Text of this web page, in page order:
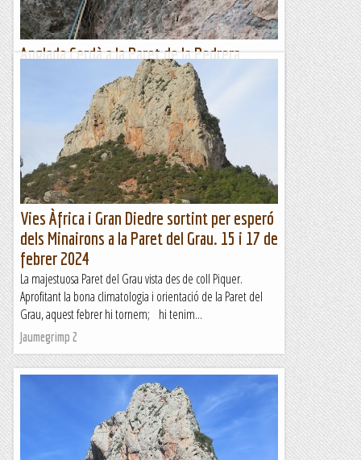
Anglada Cerdà a la Paret de la Pedrera
Com no podia ser d'una altre manera en Cerdà i l'Anglada
tenien tota la paret per desvirgar i gràcies al seu bon ull
varen triar la linea més lógica de la paret.Potser...
Bloc Empotrat
Vies Àfrica i Gran Diedre sortint per esperó
dels Minairons a la Paret del Grau. 15 i 17 de
febrer 2024
La majestuosa Paret del Grau vista des de coll Piquer.
Aprofitant la bona climatologia i orientació de la Paret del
Grau, aquest febrer hi tornem; hi tenim...
Jaumegrimp 2